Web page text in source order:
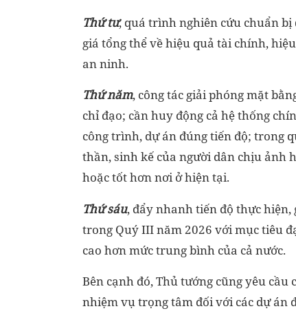
Thứ tư, quá trình nghiên cứu chuẩn
giá tổng thể về hiệu quả tài chính,
an ninh.
Thứ năm, công tác giải phóng mặt
chỉ đạo; cần huy động cả hệ thống
công trình, dự án đúng tiến độ; trong
thần, sinh kế của người dân chịu ảnh
hoặc tốt hơn nơi ở hiện tại.
Thứ sáu, đẩy nhanh tiến độ thực
trong Quý III năm 2026 với mục tiêu
cao hơn mức trung bình của cả nước.
Bên cạnh đó, Thủ tướng cũng yêu
nhiệm vụ trọng tâm đối với các dự án